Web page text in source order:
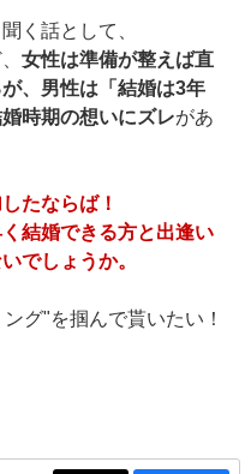
く話として、
女性は準備が整えば直
、男性は「結婚は3年
時期の想いにズレがあ
たならば！
結婚できる方と出逢い
でしょうか。
グ"を掴んで貰いたい！